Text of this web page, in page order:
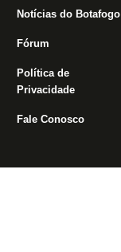
Notícias do Botafogo
Fórum
Política de
Privacidade
Fale Conosco